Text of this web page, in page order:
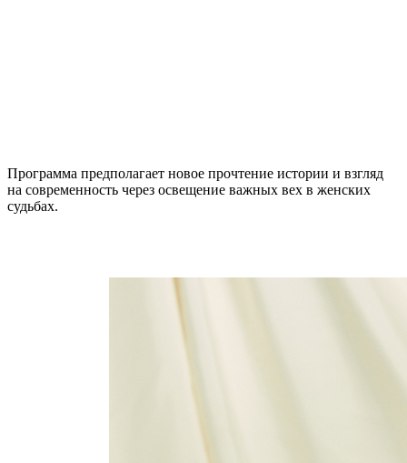
Программа предполагает новое прочтение истории и взгляд
на современность через освещение важных вех в женских
судьбах.